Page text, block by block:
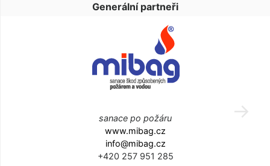
Generální partneři
sanace po požáru
www.mibag.cz
info@mibag.cz
+420 257 951 285